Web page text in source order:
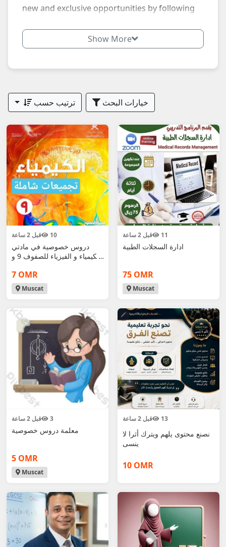
new and exclusive opportunities by following
Show More
خيارات البحث ترتيب حسب
قبل 2 ساعة 10
دروس خصوصية في مادتي
الكيمياء و الفيزياء للصفوف 9 و
7 OMR
Muscat
قبل 2 ساعة 11
ادارة السجلات الطبية
75 OMR
Muscat
قبل 2 ساعة 3
معلمة دروس خصوصية
5 OMR
Muscat
قبل 2 ساعة 13
نصنع محتوى يلهم ويترك أثرا لا
ينسى
10 OMR